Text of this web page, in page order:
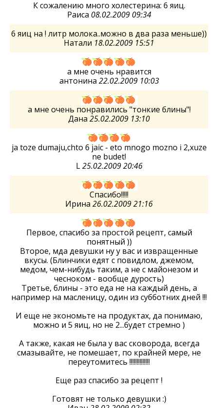
К сожалению много холестерина: 6 яиц.
Раиса 08.02.2009 09:34
6 яиц на ! литр молока..можно в два раза меньше))
Натали 18.02.2009 15:51
а мне очень нравится
антонина 22.02.2009 10:03
а мне очень понравились "тонкие блины"!
Дана 25.02.2009 13:10
ja toze dumaju,chto 6 jaic - eto mnogo mozno i 2,xuze
ne budet!
L25.02.2009 20:46
Спасибо!!!!!
Ирина 26.02.2009 21:16
Первое, спасибо за простой рецепт, самый
понятный ))
Второе, мда девушки ну у вас и извращенные
вкусы. (Блинчики едят с повидлом, джемом,
медом, чем-нибудь таким, а не с майонезом и
чесноком - вообще дурость)
Третье, блины - это еда не на каждый день, а
например на масленицу, один из субботних дней !!!
И еще не экономьте на продуктах, да понимаю,
можно и 5 яиц, но не 2...будет стремно )
А также, какая не была у вас сковорода, всегда
смазывайте, не помешает, по крайней мере, не
переутомитесь !!!!!!!!!!!!!!
Еще раз спасибо за рецепт !
Готовят не только девушки :)